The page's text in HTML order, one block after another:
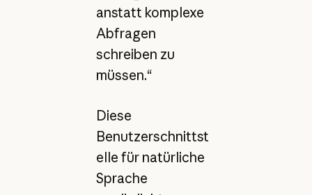
anstatt komplexe
Abfragen
schreiben zu
müssen.“
Diese
Benutzerschnittst
elle für natürliche
Sprache